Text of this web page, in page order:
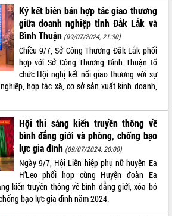
Ký kết biên bản hợp tác giao thương
giữa doanh nghiệp tỉnh Đắk Lắk và
Bình Thuận (09/07/2024, 21:30)
Chiều 9/7, Sở Công Thương Đắk Lắk phối
hợp với Sở Công Thương Bình Thuận tổ
chức Hội nghị kết nối giao thương với sự
hợp tác xã, cơ sở sản xuất kinh doanh,
Hội thi sáng kiến truyền thông về
bình đẳng giới và phòng, chống bạo
lực gia đình (09/07/2024, 20:00)
Ngày 9/7, Hội Liên hiệp phụ nữ huyện Ea
H’Leo phối hợp cùng Huyện đoàn Ea
kiến truyền thông về bình đẳng giới, xóa bỏ
bạo lực gia đình năm 2024.